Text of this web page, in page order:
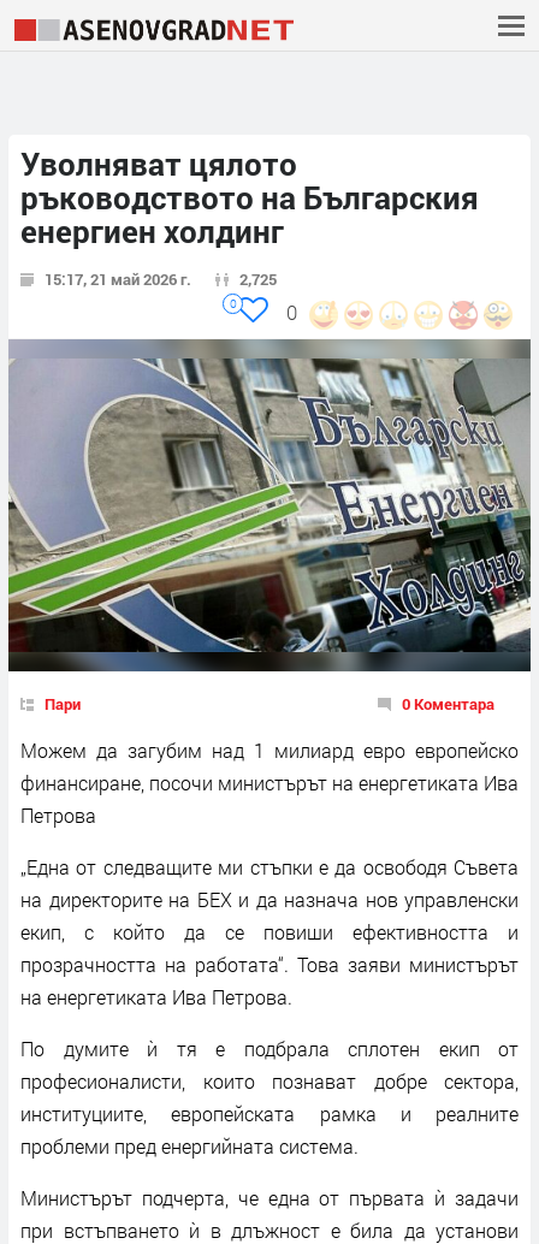
Уволняват цялото
ръководството на Българския
енергиен холдинг
15:17, 21 май 2026 г. 2,725
0
0
Пари 0 Коментара
Можем да загубим над 1 милиард евро европейско
финансиране, посочи министърът на енергетиката Ива
Петрова
„Една от следващите ми стъпки е да освободя Съвета
на директорите на БЕХ и да назнача нов управленски
екип, с който да се повиши ефективността и
прозрачността на работата“. Това заяви министърът
на енергетиката Ива Петрова.
По думите ѝ тя е подбрала сплотен екип от
професионалисти, които познават добре сектора,
институциите, европейската рамка и реалните
проблеми пред енергийната система.
Министърът подчерта, че една от първата ѝ задачи
при встъпването ѝ в длъжност е била да установи